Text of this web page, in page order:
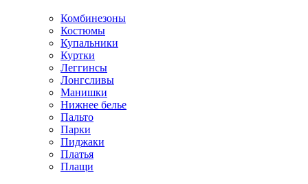
Комбинезоны
Костюмы
Купальники
Куртки
Леггинсы
Лонгсливы
Манишки
Нижнее белье
Пальто
Парки
Пиджаки
Платья
Плащи